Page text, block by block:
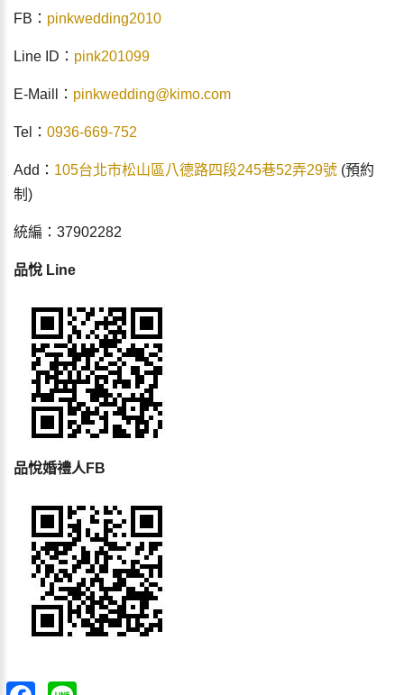
FB： pinkwedding2010
Line ID： pink201099
E-Maill： pinkwedding@kimo.com
Tel： 0936-669-752
Add： 105台北市松山區八德路四段245巷52弄29號 (預約
制)
統編：37902282
品悅 Line
品悅婚禮人FB
Facebook